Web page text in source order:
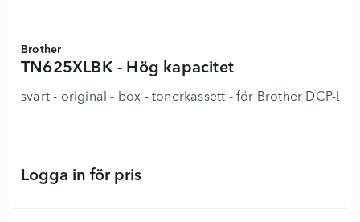
Brother
TN625XLBK - Hög kapacitet
svart - original - box - tonerkassett - för Brother DCP-
Logga in för prisTN625XLBK - Hög kapacitet -